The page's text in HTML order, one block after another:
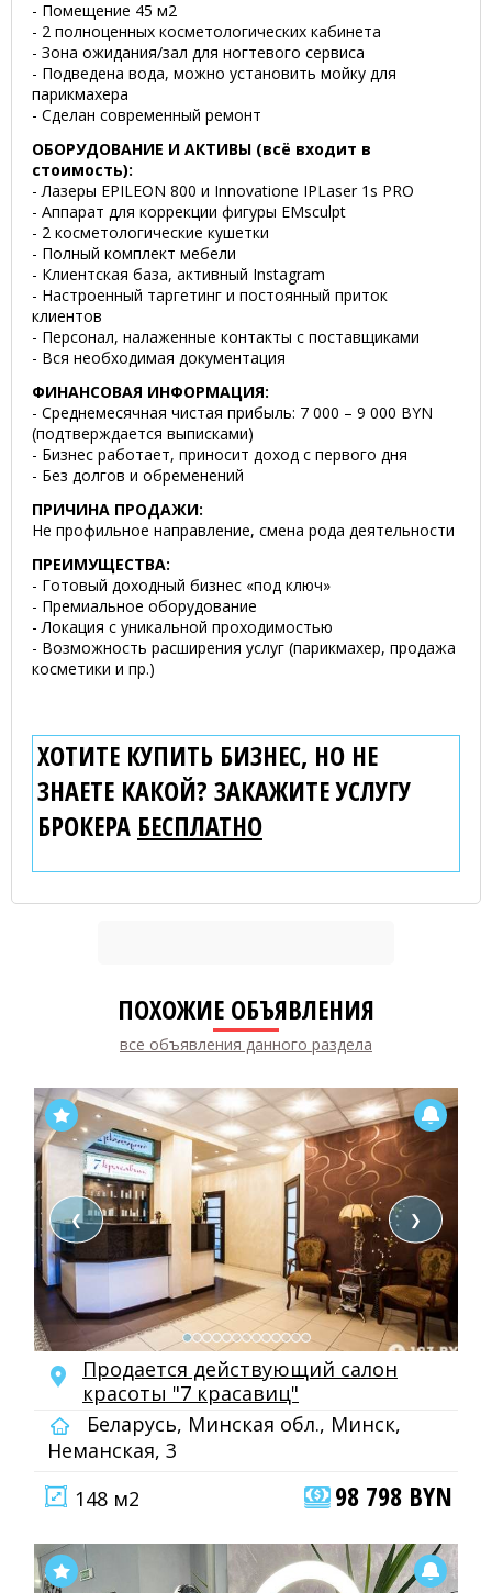
- Помещение 45 м2
- 2 полноценных косметологических кабинета
- Зона ожидания/зал для ногтевого сервиса
- Подведена вода, можно установить мойку для
парикмахера
- Сделан современный ремонт
ОБОРУДОВАНИЕ И АКТИВЫ (всё входит в
стоимость):
- Лазеры EPILEON 800 и Innovatione IPLaser 1s PRO
- Аппарат для коррекции фигуры EMsculpt
- 2 косметологические кушетки
- Полный комплект мебели
- Клиентская база, активный Instagram
- Настроенный таргетинг и постоянный приток
клиентов
- Персонал, налаженные контакты с поставщиками
- Вся необходимая документация
ФИНАНСОВАЯ ИНФОРМАЦИЯ:
- Среднемесячная чистая прибыль: 7 000 – 9 000 BYN
(подтверждается выписками)
- Бизнес работает, приносит доход с первого дня
- Без долгов и обременений
ПРИЧИНА ПРОДАЖИ:
Не профильное направление, смена рода деятельности
ПРЕИМУЩЕСТВА:
- Готовый доходный бизнес «под ключ»
- Премиальное оборудование
- Локация с уникальной проходимостью
- Возможность расширения услуг (парикмахер, продажа
косметики и пр.)
ХОТИТЕ КУПИТЬ БИЗНЕС, НО НЕ
ЗНАЕТЕ КАКОЙ? ЗАКАЖИТЕ УСЛУГУ
БРОКЕРА БЕСПЛАТНО
ПОХОЖИЕ ОБЪЯВЛЕНИЯ
все объявления данного раздела
❮ ❯
Продается действующий салон
красоты "7 красавиц"
Беларусь, Минская обл., Минск,
Неманская, 3
148 м2
98 798 BYN